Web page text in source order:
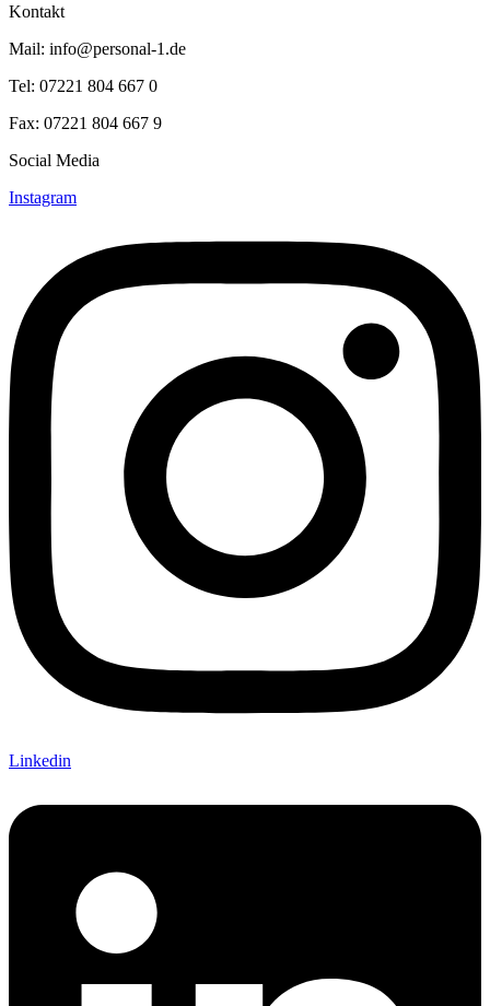
Kontakt
Mail: info@personal-1.de
Tel: 07221 804 667 0
Fax: 07221 804 667 9
Social Media
Instagram
Linkedin